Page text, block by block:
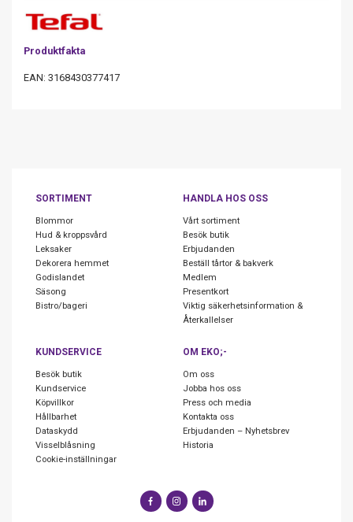
Produktfakta
EAN: 3168430377417
SORTIMENT
Blommor
Hud & kroppsvård
Leksaker
Dekorera hemmet
Godislandet
Säsong
Bistro/bageri
HANDLA HOS OSS
Vårt sortiment
Besök butik
Erbjudanden
Beställ tårtor & bakverk
Medlem
Presentkort
Viktig säkerhetsinformation &
Återkallelser
KUNDSERVICE
Besök butik
Kundservice
Köpvillkor
Hållbarhet
Dataskydd
Visselblåsning
Cookie-inställningar
OM EKO;-
Om oss
Jobba hos oss
Press och media
Kontakta oss
Erbjudanden – Nyhetsbrev
Historia